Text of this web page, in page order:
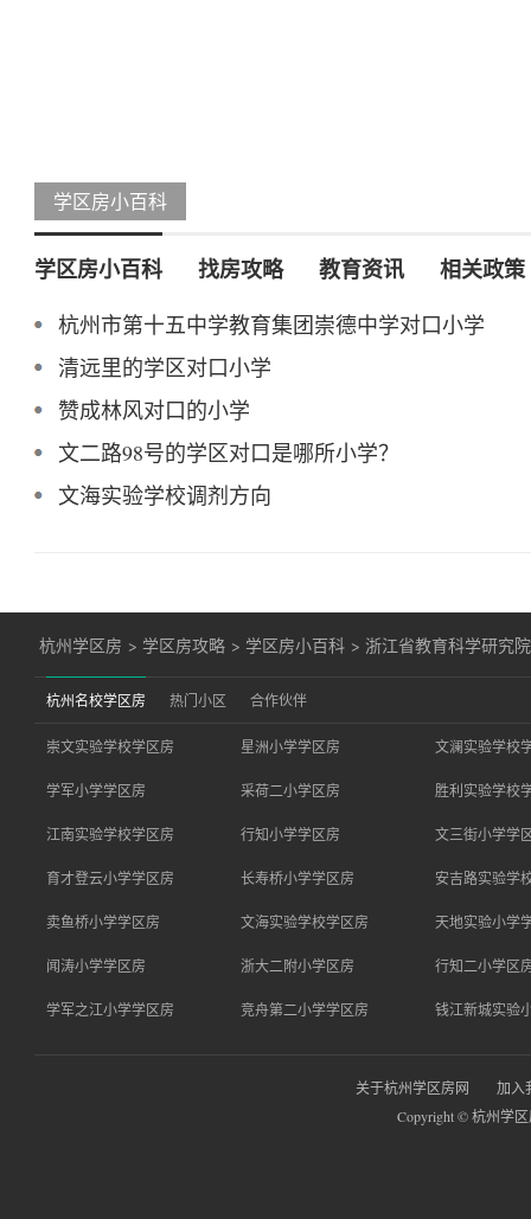
学区房小百科
学区房小百科 找房攻略 教育资讯 相关政策
杭州市第十五中学教育集团崇德中学对口小学
清远里的学区对口小学
赞成林风对口的小学
文二路98号的学区对口是哪所小学？
文海实验学校调剂方向
杭州学区房 > 学区房攻略 > 学区房小百科 > 浙江省教育科学研究
杭州名校学区房 热门小区 合作伙伴
崇文实验学校学区房 星洲小学学区房 文澜实验学校
学军小学学区房 采荷二小学区房 胜利实验学校
江南实验学校学区房 行知小学学区房 文三街小学学
育才登云小学学区房 长寿桥小学学区房 安吉路实验学
卖鱼桥小学学区房 文海实验学校学区房 天地实验小学
闻涛小学学区房 浙大二附小学区房 行知二小学区
学军之江小学学区房 竞舟第二小学学区房 钱江新城实验
关于杭州学区房网
加入
Copyright © 杭州学